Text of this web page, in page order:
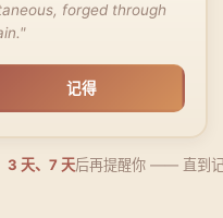
forged through
记得
3 天、7 天后再提醒你 —— 直到